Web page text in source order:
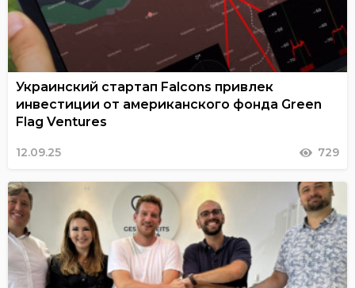
Украинский стартап Falcons привлек
инвестиции от американского фонда Green
Flag Ventures
12.09.25 729